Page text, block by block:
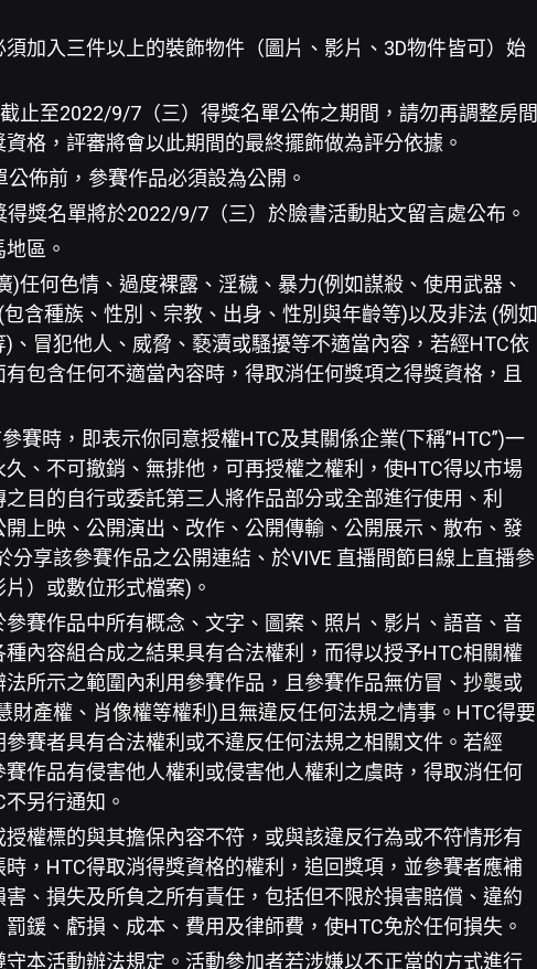
加入三件以上的裝飾物件（圖片、影片、3D物件皆可）始
止至2022/9/7（三）得獎名單公佈之期間，請勿再調整房間
格，評審將會以此期間的最終擺飾做為評分依據。
佈前，參賽作品必須設為公開。
得獎名單將於2022/9/7（三）於臉書活動貼文留言處公布。
區。
)任何色情、過度裸露、淫穢、暴力(例如謀殺、使用武器、
含種族、性別、宗教、出身、性別與年齡等)以及非法 (例如
、冒犯他人、威脅、褻瀆或騷擾等不適當內容，若經HTC依
包含任何不適當內容時，得取消任何獎項之得獎資格，且
賽時，即表示你同意授權HTC及其關係企業(下稱”HTC”)一
、不可撤銷、無排他，可再授權之權利，使HTC得以市場
目的自行或委託第三人將作品部分或全部進行使用、利
上映、公開演出、改作、公開傳輸、公開展示、散布、發
分享該參賽作品之公開連結、於VIVE 直播間節目線上直播參
）或數位形式檔案)。
賽作品中所有概念、文字、圖案、照片、影片、語音、音
內容組合成之結果具有合法權利，而得以授予HTC相關權
所示之範圍內利用參賽作品，且參賽作品無仿冒、抄襲或
財產權、肖像權等權利)且無違反任何法規之情事。HTC得要
賽者具有合法權利或不違反任何法規之相關文件。若經
作品有侵害他人權利或侵害他人權利之虞時，得取消任何
另行通知。
權標的與其擔保內容不符，或與該違反行為或不符情形有
，HTC得取消得獎資格的權利，追回獎項，並參賽者應補
、損失及所負之所有責任，包括但不限於損害賠償、違約
鍰、虧損、成本、費用及律師費，使HTC免於任何損失。
本活動辦法規定。活動參加者若涉嫌以不正當的方式進行